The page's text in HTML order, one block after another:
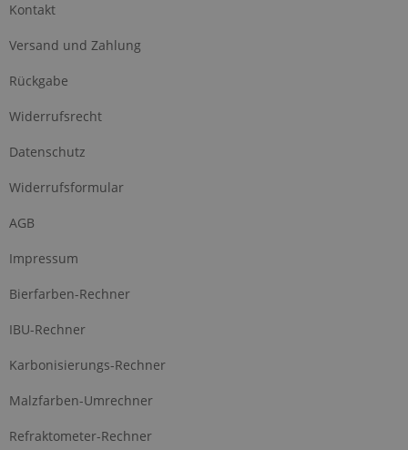
Kontakt
Versand und Zahlung
Rückgabe
Widerrufsrecht
Datenschutz
Widerrufsformular
AGB
Impressum
Bierfarben-Rechner
IBU-Rechner
Karbonisierungs-Rechner
Malzfarben-Umrechner
Refraktometer-Rechner